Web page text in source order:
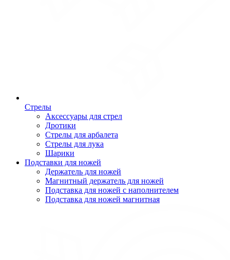
Стрелы
Аксессуары для стрел
Дротики
Стрелы для арбалета
Стрелы для лука
Шарики
Подставки для ножей
Держатель для ножей
Магнитный держатель для ножей
Подставка для ножей с наполнителем
Подставка для ножей магнитная